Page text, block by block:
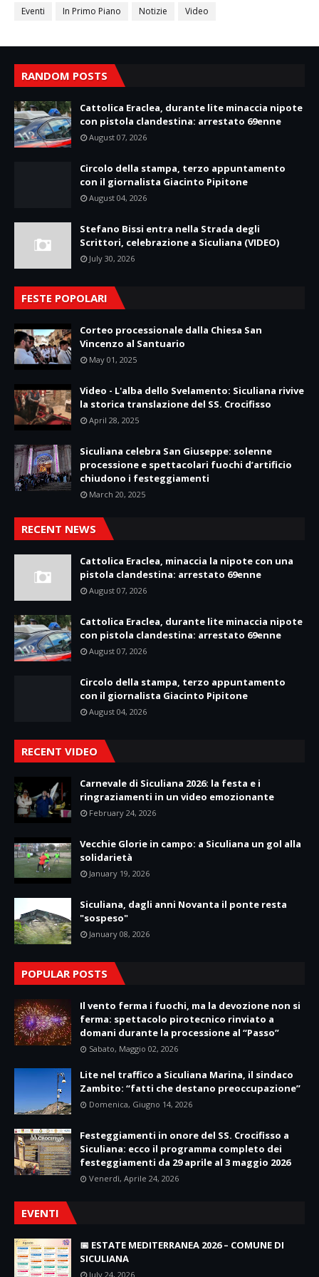
Eventi In Primo Piano Notizie Video
RANDOM POSTS
Cattolica Eraclea, durante lite minaccia nipote
con pistola clandestina: arrestato 69enne
August 07, 2026
Circolo della stampa, terzo appuntamento
con il giornalista Giacinto Pipitone
August 04, 2026
Stefano Bissi entra nella Strada degli
Scrittori, celebrazione a Siculiana (VIDEO)
July 30, 2026
FESTE POPOLARI
Corteo processionale dalla Chiesa San
Vincenzo al Santuario
May 01, 2025
Video - L'alba dello Svelamento: Siculiana rivive
la storica translazione del SS. Crocifisso
April 28, 2025
Siculiana celebra San Giuseppe: solenne
processione e spettacolari fuochi d’artificio
chiudono i festeggiamenti
March 20, 2025
RECENT NEWS
Cattolica Eraclea, minaccia la nipote con una
pistola clandestina: arrestato 69enne
August 07, 2026
Cattolica Eraclea, durante lite minaccia nipote
con pistola clandestina: arrestato 69enne
August 07, 2026
Circolo della stampa, terzo appuntamento
con il giornalista Giacinto Pipitone
August 04, 2026
RECENT VIDEO
Carnevale di Siculiana 2026: la festa e i
ringraziamenti in un video emozionante
February 24, 2026
Vecchie Glorie in campo: a Siculiana un gol alla
solidarietà
January 19, 2026
Siculiana, dagli anni Novanta il ponte resta
"sospeso"
January 08, 2026
POPULAR POSTS
Il vento ferma i fuochi, ma la devozione non si
ferma: spettacolo pirotecnico rinviato a
domani durante la processione al “Passo”
Sabato, Maggio 02, 2026
Lite nel traffico a Siculiana Marina, il sindaco
Zambito: “fatti che destano preoccupazione”
Domenica, Giugno 14, 2026
Festeggiamenti in onore del SS. Crocifisso a
Siculiana: ecco il programma completo dei
festeggiamenti da 29 aprile al 3 maggio 2026
Venerdì, Aprile 24, 2026
EVENTI
📅 ESTATE MEDITERRANEA 2026 – COMUNE DI
SICULIANA
July 24, 2026